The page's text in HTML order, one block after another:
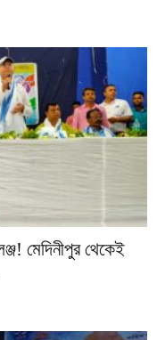
মেদিনীপুর থেকেই